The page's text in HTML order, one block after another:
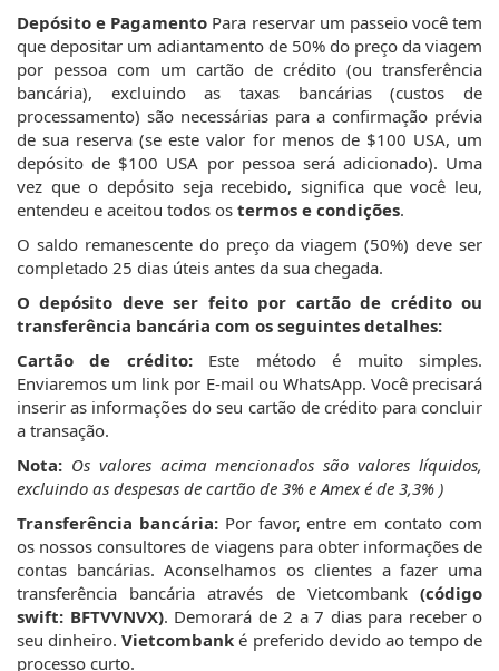
Depósito e Pagamento Para reservar um passeio você tem
que depositar um adiantamento de 50% do preço da viagem
por pessoa com um cartão de crédito (ou transferência
bancária), excluindo as taxas bancárias (custos de
processamento) são necessárias para a confirmação prévia
de sua reserva (se este valor for menos de $100 USA, um
depósito de $100 USA por pessoa será adicionado). Uma
vez que o depósito seja recebido, significa que você leu,
entendeu e aceitou todos os termos e condições.
O saldo remanescente do preço da viagem (50%) deve ser
completado 25 dias úteis antes da sua chegada.
O depósito deve ser feito por cartão de crédito ou
transferência bancária com os seguintes detalhes:
Cartão de crédito:Este método é muito simples.
Enviaremos um link por E-mail ou WhatsApp. Você precisará
inserir as informações do seu cartão de crédito para concluir
a transação.
Nota: Os valores acima mencionados são valores líquidos,
excluindo as despesas de cartão de 3% e Amex é de 3,3% )
Transferência bancária:Por favor, entre em contato com
os nossos consultores de viagens para obter informações de
contas bancárias. Aconselhamos os clientes a fazer uma
transferência bancária através de Vietcombank (código
swift: BFTVVNVX). Demorará de 2 a 7 dias para receber o
seu dinheiro.Vietcombank é preferido devido ao tempo de
processo curto.